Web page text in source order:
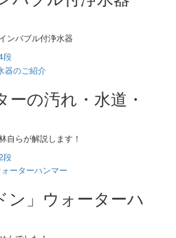
ンバブル付浄水器
段
の汚れ・水道・
自らが解説します！
段
ン」ウォーターハ